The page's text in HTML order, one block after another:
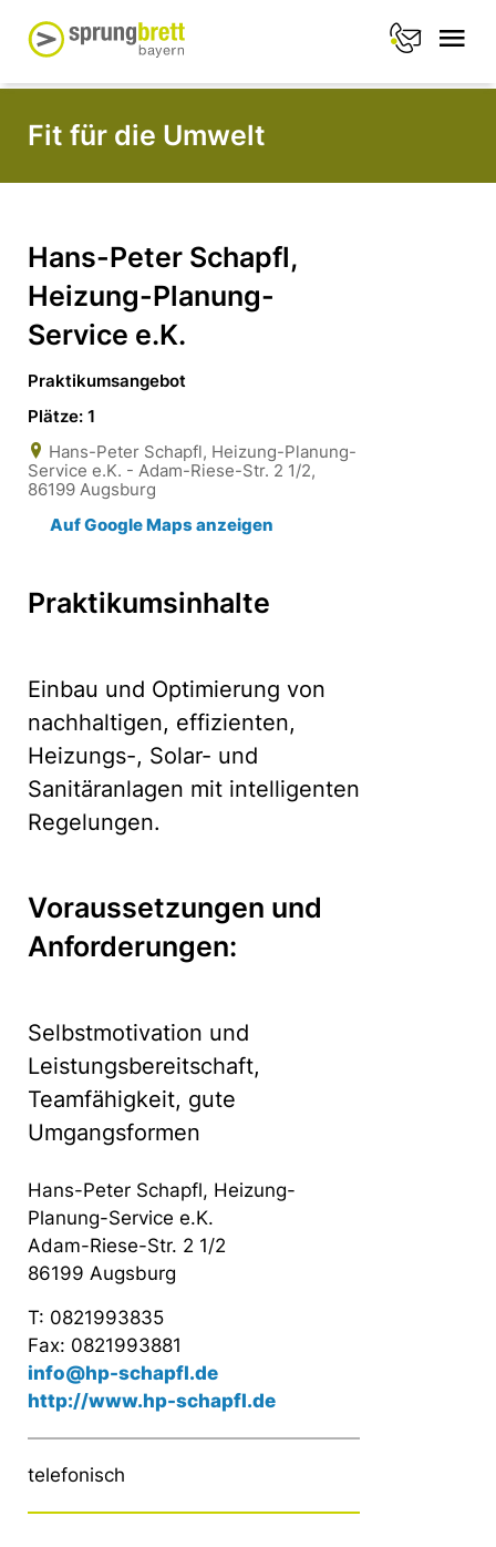
Fit für die Umwelt
Hans-Peter Schapfl,
Heizung-Planung-
Service e.K.
Praktikumsangebot
Plätze: 1
Hans-Peter Schapfl, Heizung-Planung-
Service e.K. - Adam-Riese-Str. 2 1/2,
86199 Augsburg
Auf Google Maps anzeigen
Praktikumsinhalte
Einbau und Optimierung von
nachhaltigen, effizienten,
Heizungs-, Solar- und
Sanitäranlagen mit intelligenten
Regelungen.
Voraussetzungen und
Anforderungen:
Selbstmotivation und
Leistungsbereitschaft,
Teamfähigkeit, gute
Umgangsformen
Hans-Peter Schapfl, Heizung-
Planung-Service e.K.
Adam-Riese-Str. 2 1/2
86199 Augsburg
T: 0821993835
Fax: 0821993881
info@hp-schapfl.de
http://www.hp-schapfl.de
telefonisch